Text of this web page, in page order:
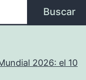
Buscar
2026: el 10